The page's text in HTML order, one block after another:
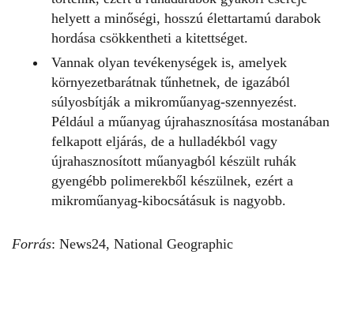
helyett a minőségi, hosszú élettartamú darabok
hordása csökkentheti a kitettséget.
Vannak olyan tevékenységek is, amelyek
környezetbarátnak tűnhetnek, de igazából
súlyosbítják a mikroműanyag-szennyezést.
Például a műanyag újrahasznosítása mostanában
felkapott eljárás, de a hulladékból vagy
újrahasznosított műanyagból készült ruhák
gyengébb polimerekből készülnek, ezért a
mikroműanyag-kibocsátásuk is nagyobb.
Forrás: News24, National Geographic